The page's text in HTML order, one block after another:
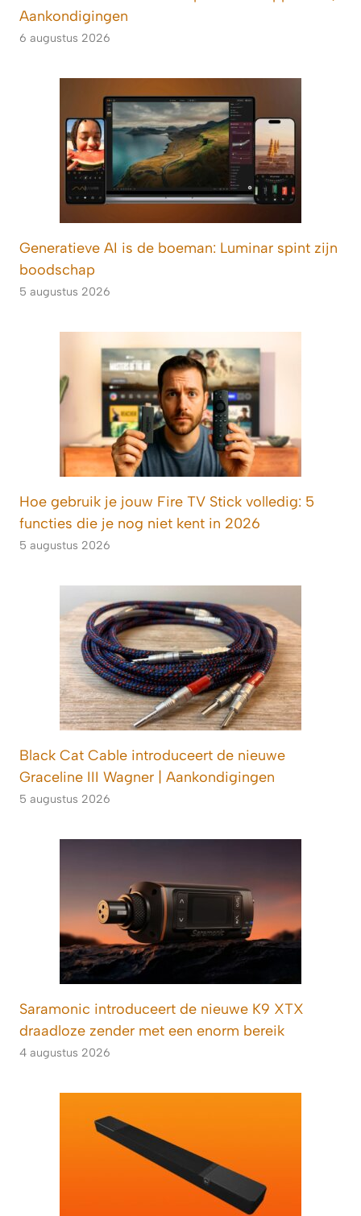
Aankondigingen
6 augustus 2026
Generatieve AI is de boeman: Luminar spint zijn
boodschap
5 augustus 2026
Hoe gebruik je jouw Fire TV Stick volledig: 5
functies die je nog niet kent in 2026
5 augustus 2026
Black Cat Cable introduceert de nieuwe
Graceline III Wagner | Aankondigingen
5 augustus 2026
Saramonic introduceert de nieuwe K9 XTX
draadloze zender met een enorm bereik
4 augustus 2026